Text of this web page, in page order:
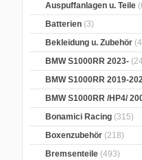
Auspuffanlagen u. Teile
Batterien (3)
Bekleidung u. Zubehör
BMW S1000RR 2023-
BMW S1000RR 2019-
BMW S1000RR /HP4/
Bonamici Racing (315)
Boxenzubehör (218)
Bremsenteile (493)